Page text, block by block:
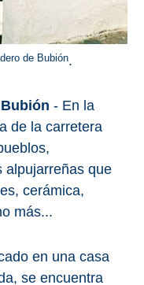
de Bubión.
- En la
de la carretera
alpujarreñas que
cerámica,
más...
en una casa
se encuentra